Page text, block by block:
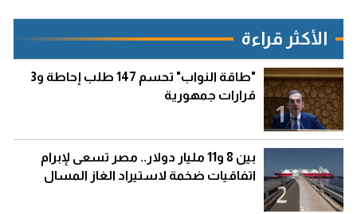
الأكثر قراءة
1
"طاقة النواب" تحسم 147 طلب إحاطة و3
قرارات جمهورية
2
بين 8 و11 مليار دولار.. مصر تسعى لإبرام
اتفاقيات ضخمة لاستيراد الغاز المسال